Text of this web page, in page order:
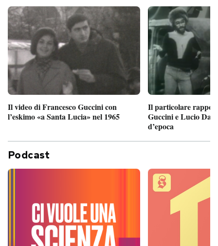
Il video di Francesco Guccini con
l’eskimo «a Santa Lucia» nel 1965
Il particolare
Guccini e Lucio
d’epoca
Podcast